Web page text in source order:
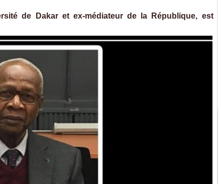
de Dakar et ex-médiateur de la République, est